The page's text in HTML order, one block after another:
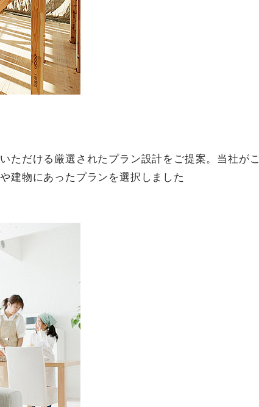
ただける厳選されたプラン設計をご提案。当社がこ
建物にあったプランを選択しました